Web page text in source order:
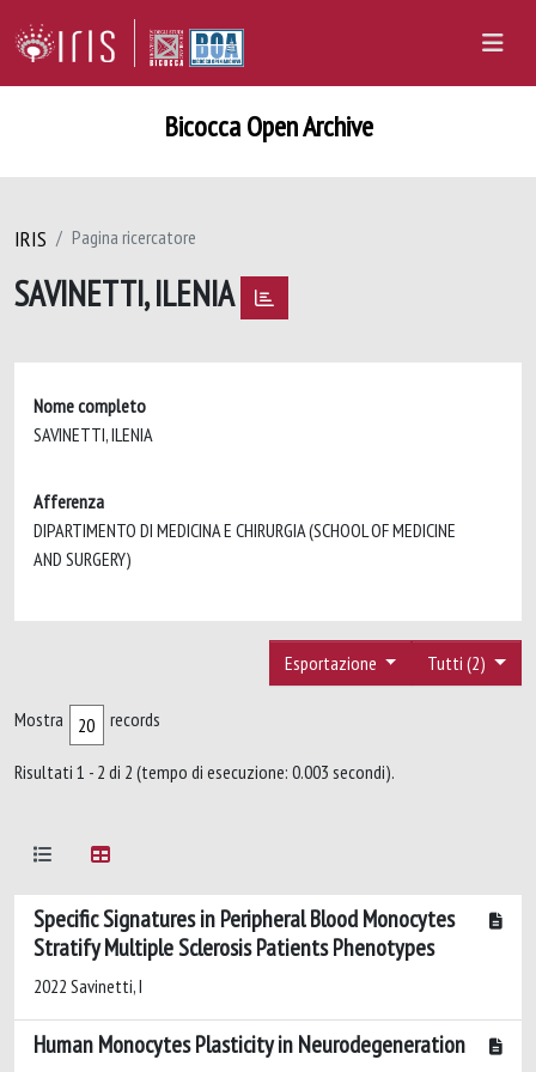
Bicocca Open Archive
IRIS Pagina ricercatore
SAVINETTI, ILENIA
Nome completo
SAVINETTI, ILENIA
Afferenza
DIPARTIMENTO DI MEDICINA E CHIRURGIA (SCHOOL OF MEDICINE
AND SURGERY)
Tutti (2)
Esportazione
Mostra records
Risultati 1 - 2 di 2 (tempo di esecuzione: 0.003 secondi).
Specific Signatures in Peripheral Blood Monocytes
Stratify Multiple Sclerosis Patients Phenotypes
2022 Savinetti, I
Human Monocytes Plasticity in Neurodegeneration